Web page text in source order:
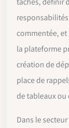
commentée,
la plateforme
création de
place de
de tableaux ou
Dans le